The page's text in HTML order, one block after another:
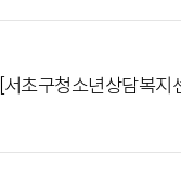
[서초구청소년상담복지